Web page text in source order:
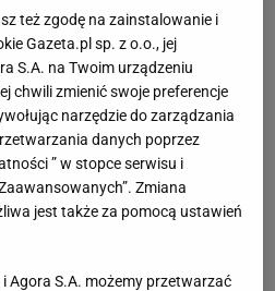
chociaż nierzadko rzeczy,
rozsądne. Grylls ma na
MountEverest (zdobył go
Brytyjczyk), rekord
lataniu w tunelu
37 min. (23 lipca 2008),
Morza Arktycznego
pierwszy przeleciał
na wysokości
też zgodę na zainstalowanie i
Gazeta.pl sp. z o.o., jej
S.A. na Twoim urządzeniu
chwili zmienić swoje preferencje
narzędzie do zarządzania
danych poprzez
” w stopce serwisu i
Zmiana
jest także za pomocą ustawień
Agora S.A. możemy przetwarzać